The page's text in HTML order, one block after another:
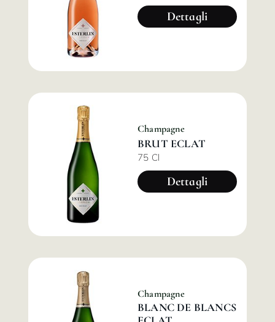
Dettagli
Champagne
BRUT ECLAT
75 Cl
Dettagli
Champagne
BLANC DE BLANCS